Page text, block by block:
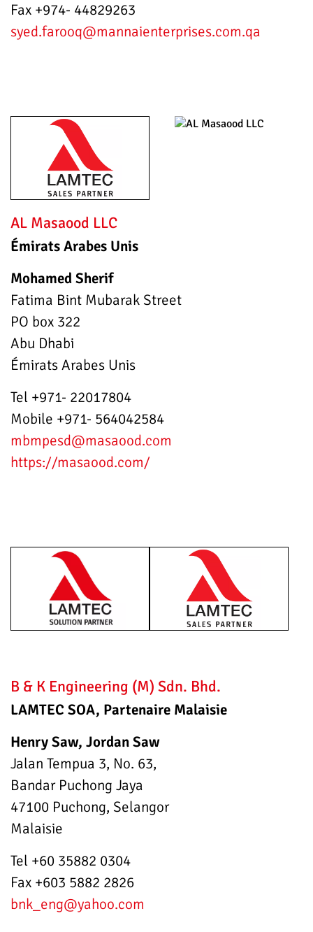
Fax +974- 44829263
syed.farooq@mannaienterprises.com.qa
AL Masaood LLC
Émirats Arabes Unis
Mohamed Sherif
Fatima Bint Mubarak Street
PO box 322
Abu Dhabi
Émirats Arabes Unis
Tel +971- 22017804
Mobile +971- 564042584
mbmpesd@masaood.com
https://masaood.com/
B & K Engineering (M) Sdn. Bhd.
LAMTEC SOA, Partenaire Malaisie
Henry Saw, Jordan Saw
Jalan Tempua 3, No. 63,
Bandar Puchong Jaya
47100 Puchong, Selangor
Malaisie
Tel +60 35882 0304
Fax +603 5882 2826
bnk_eng@yahoo.com